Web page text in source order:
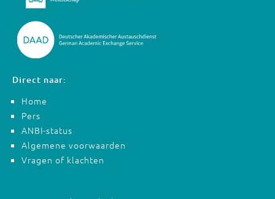
Direct naar:
Home
Pers
ANBI-status
Algemene voorwaarden
Vragen of klachten